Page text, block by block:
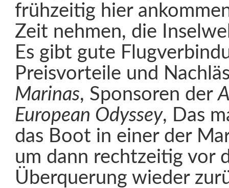
frühzeitig hier
Zeit nehmen, die
Es gibt gute
Preisvorteile und
Marinas, Sponsoren der
European Odyssey, Das
das Boot in einer der
um dann rechtzeitig vor
Überquerung wieder